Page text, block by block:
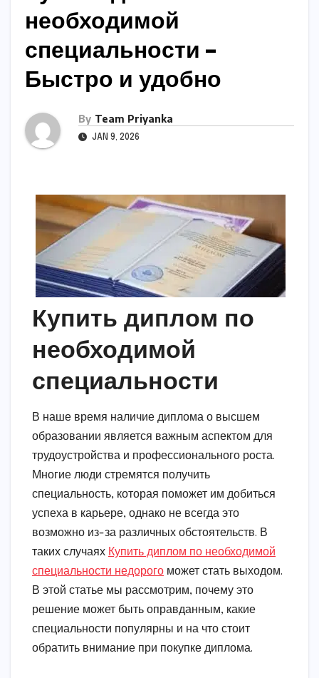
необходимой
специальности –
Быстро и удобно
By Team Priyanka
JAN 9, 2026
Купить диплом по
необходимой
специальности
В наше время наличие диплома о высшем
образовании является важным аспектом для
трудоустройства и профессионального роста.
Многие люди стремятся получить
специальность, которая поможет им добиться
успеха в карьере, однако не всегда это
возможно из-за различных обстоятельств. В
таких случаях Купить диплом по необходимой
специальности недорого может стать выходом.
В этой статье мы рассмотрим, почему это
решение может быть оправданным, какие
специальности популярны и на что стоит
обратить внимание при покупке диплома.